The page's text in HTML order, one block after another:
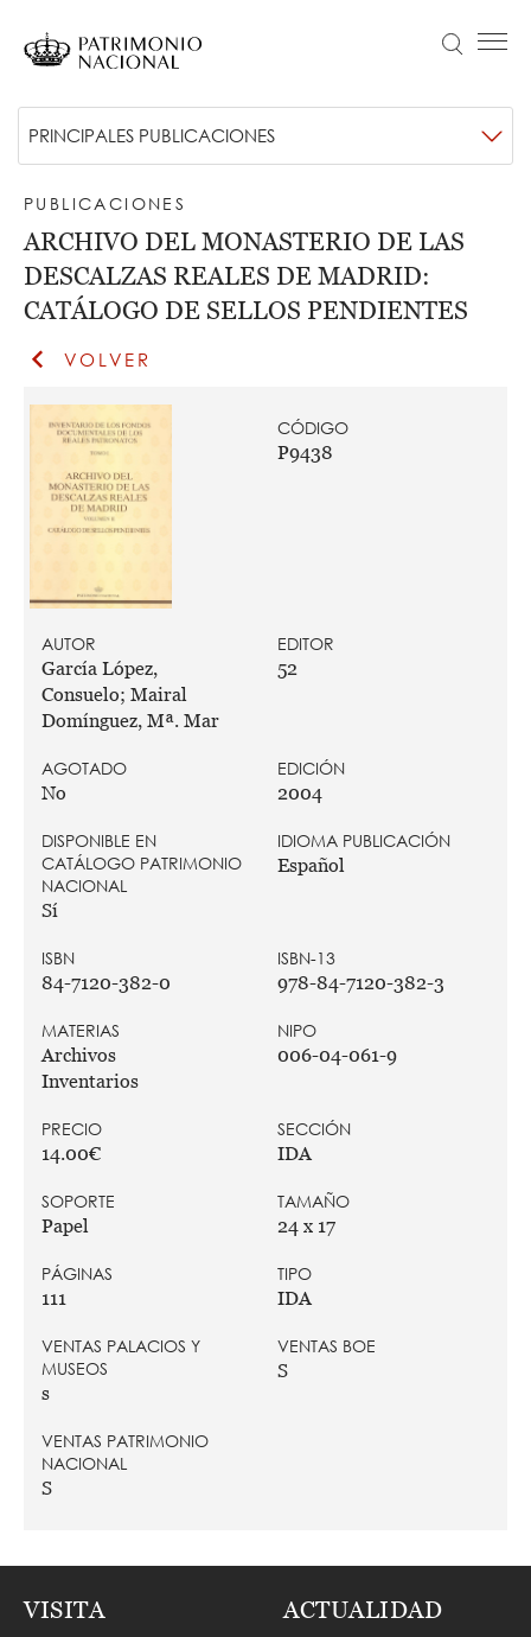
contenido
Idiomas
disponibles
Navegación
principal
ACTUALIDAD
COLECCIONES
APRENDE
NOSOTROS
TRANSPARENCIA
ENTRADAS
Buscar
Submenú
-
Publicaciones
PRINCIPALES PUBLICACIONES
PUBLICACIONES
ARCHIVO DEL MONASTERIO DE LAS
DESCALZAS REALES DE MADRID:
CATÁLOGO DE SELLOS PENDIENTES
VOLVER
CÓDIGO
P9438
AUTOR
García López,
Consuelo; Mairal
Domínguez, Mª. Mar
EDITOR
52
AGOTADO
No
EDICIÓN
2004
DISPONIBLE EN
CATÁLOGO PATRIMONIO
NACIONAL
Sí
IDIOMA PUBLICACIÓN
Español
ISBN
84-7120-382-0
ISBN-13
978-84-7120-382-3
MATERIAS
Archivos
Inventarios
NIPO
006-04-061-9
PRECIO
14.00€
SECCIÓN
IDA
SOPORTE
Papel
TAMAÑO
24 x 17
PÁGINAS
111
TIPO
IDA
VENTAS PALACIOS Y
MUSEOS
s
VENTAS BOE
S
VENTAS PATRIMONIO
NACIONAL
S
VISITA ACTUALIDAD